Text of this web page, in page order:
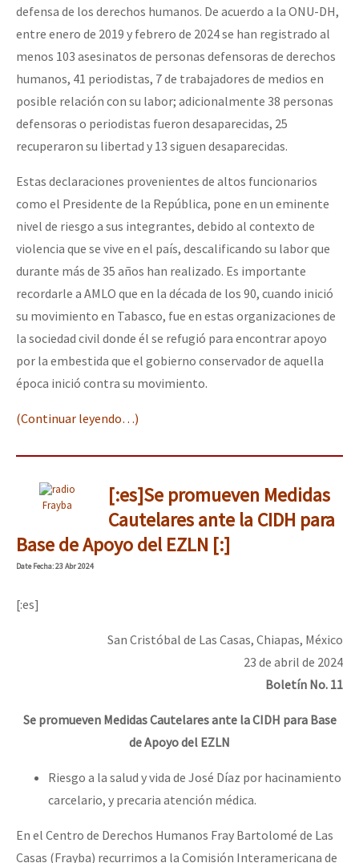
defensa de los derechos humanos. De acuerdo a la ONU-DH,
entre enero de 2019 y febrero de 2024 se han registrado al
menos 103 asesinatos de personas defensoras de derechos
humanos, 41 periodistas, 7 de trabajadores de medios en
posible relación con su labor; adicionalmente 38 personas
defensoras o periodistas fueron desaparecidas, 25
recuperaron su libertad y 13 siguen desaparecidas.
Estas declaraciones provenientes de altos funcionarios
como el Presidente de la República, pone en un eminente
nivel de riesgo a sus integrantes, debido al contexto de
violencia que se vive en el país, descalificando su labor que
durante más de 35 años han realizado. Es importante
recordarle a AMLO que en la década de los 90, cuando inició
su movimiento en Tabasco, fue en estas organizaciones de
la sociedad civil donde él se refugió para encontrar apoyo
por la embestida que el gobierno conservador de aquella
época inició contra su movimiento.
(Continuar leyendo…)
Frayba
[:es]Se promueven Medidas
Cautelares ante la CIDH para
Base de Apoyo del EZLN [:]
DateFecha: 23 Abr 2024
[:es]
San Cristóbal de Las Casas, Chiapas, México
23 de abril de 2024
Boletín No. 11
Se promueven Medidas Cautelares ante la CIDH para Base
de Apoyo del EZLN
Riesgo a la salud y vida de José Díaz por hacinamiento
carcelario, y precaria atención médica.
En el Centro de Derechos Humanos Fray Bartolomé de Las
Casas (Frayba) recurrimos a la Comisión Interamericana de